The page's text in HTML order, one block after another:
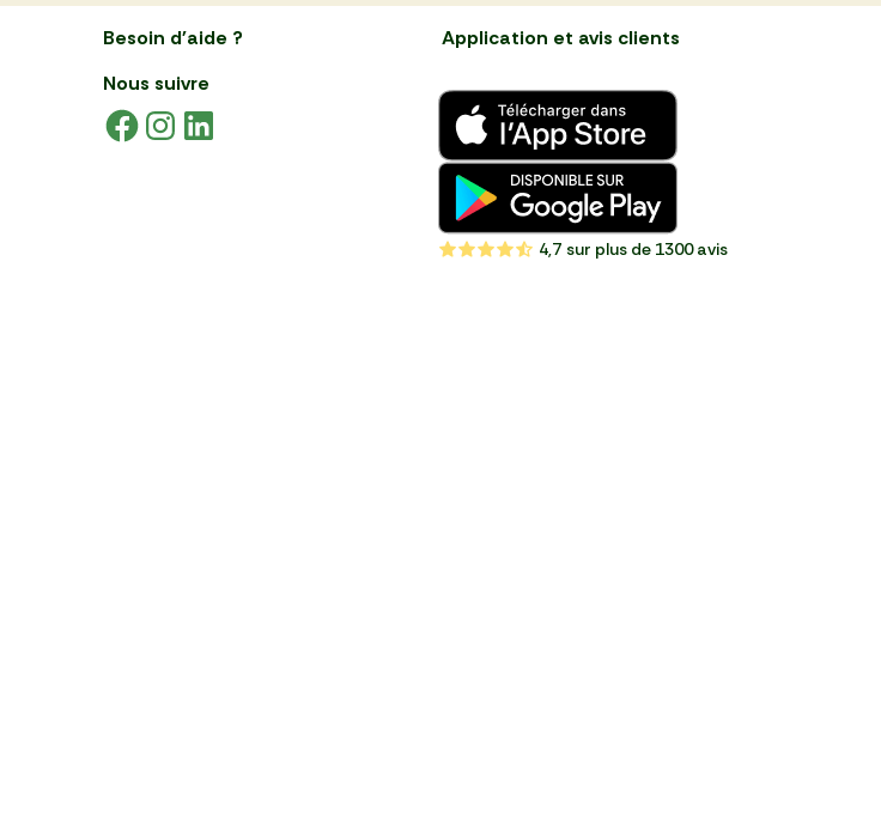
Besoin d'aide ?
Nous suivre
Application et avis clients
4,7 sur plus de 1300 avis